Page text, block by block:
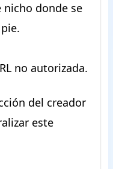
donde se
no autorizada.
del creador
este